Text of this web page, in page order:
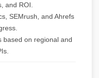
and ROI.
SEMrush, and Ahrefs
based on regional and